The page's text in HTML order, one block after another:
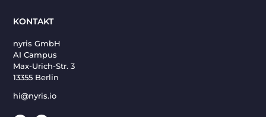
KONTAKT
nyris GmbH
AI Campus
Max-Urich-Str. 3
13355 Berlin
hi@nyris.io